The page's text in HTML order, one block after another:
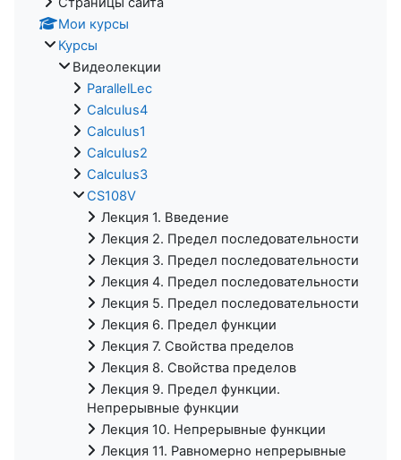
Мои курсы
Курсы
Видеолекции
ParallelLec
Calculus4
Calculus1
Calculus2
Calculus3
CS108V
Лекция 1. Введение
Лекция 2. Предел последовательности
Лекция 3. Предел последовательности
Лекция 4. Предел последовательности
Лекция 5. Предел последовательности
Лекция 6. Предел функции
Лекция 7. Свойства пределов
Лекция 8. Свойства пределов
Лекция 9. Предел функции.
Непрерывные функции
Лекция 10. Непрерывные функции
Лекция 11. Равномерно непрерывные